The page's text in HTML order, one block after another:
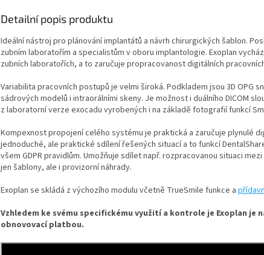
Detailní popis produktu
Ideální nástroj pro plánování implantátů a návrh chirurgických šablon.
zubním laboratořím a specialistům v oboru implantologie. Exoplan
zubních laboratořích, a to zaručuje propracovanost digitálních
Variabilita pracovních postupů je velmi široká. Podkladem jsou 3D OPG
sádrových modelů i intraorálními skeny. Je možnost i duálního DICOM
z laboratorní verze exocadu vyrobených i na základě fotografií funkcí
Kompexnost propojení celého systému je praktická a zaručuje plynulé
jednoduché, ale praktické sdílení řešených situací a to funkcí
všem GDPR pravidlům. Umožňuje sdílet např. rozpracovanou situaci
jen šablony, ale i provizorní náhrady.
Exoplan se skládá z výchozího modulu včetně TrueSmile funkce a
Vzhledem ke svému specifickému využití a kontrole je Exoplan je
obnovovací platbou.